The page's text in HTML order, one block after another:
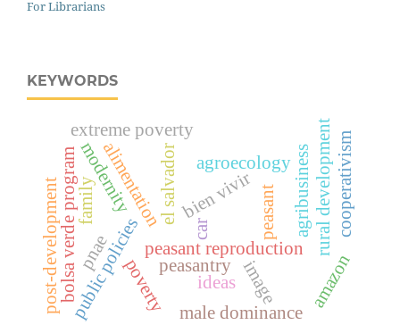
For Librarians
KEYWORDS
peasant
peasant reproduction
public policies
pnae rural development
el salvador
extreme poverty
poverty
bolsa verde program
post-development bien vivir
peasantry
agribusiness
modernity
image
male dominance
agroecology
amazon
ideas
alimentation car cooperativism
family